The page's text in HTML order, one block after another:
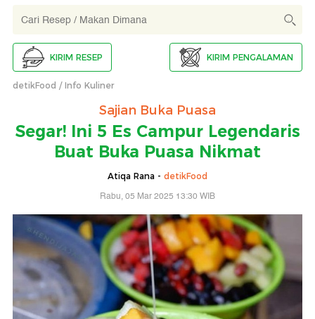
KIRIM RESEP KIRIM PENGALAMAN
detikFood Info Kuliner
Sajian Buka Puasa
Segar! Ini 5 Es Campur Legendaris
Buat Buka Puasa Nikmat
Atiqa Rana - detikFood
Rabu, 05 Mar 2025 13:30 WIB